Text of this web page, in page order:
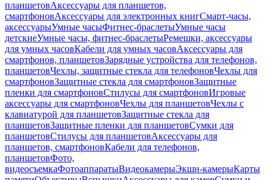
планшетовАксессуары для планшетов,
смартфоновАксессуары для электронных книгСмарт-часы,
аксессуарыУмные часыФитнес-браслетыУмные часы
детскиеУмные часы, фитнес-браслетыРемешки, аксессуары
для умных часовКабели для умных часовАксессуары для
смартфонов, планшетовЗарядные устройства для телефонов,
планшетовЧехлы, защитные стекла для телефоновЧехлы для
смартфоновЗащитные стекла для смартфоновЗащитные
пленки для смартфоновСтилусы для смартфоновИгровые
аксессуары для смартфоновЧехлы для планшетовЧехлы с
клавиатурой для планшетовЗащитные стекла для
планшетовЗащитные пленки для планшетовСумки для
планшетовСтилусы для планшетовАксессуары для
планшетов, смартфоновКабели для телефонов,
планшетовФото,
видеосъемкаФотоаппаратыВидеокамерыЭкшн-камерыКарты